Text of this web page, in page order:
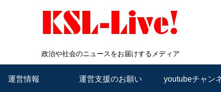
政治や社会のニュースをお届けするメディア
運営情報 運営支援のお願い youtubeチャン